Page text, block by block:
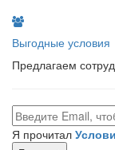
Выгодные условия
Предлагаем
Я прочитал